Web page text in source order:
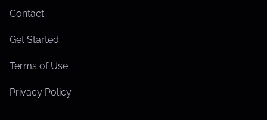
Contact
Get Started
Terms of Use
Privacy Policy